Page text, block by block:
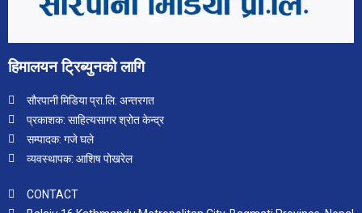
हिमालयन ट्रिब्युनको लागि
सौरपानी मिडिया प्रा.लि. अन्तरगत
प्रकाशक: साहित्यसागर श्रोत केन्द्र
सम्पादक: गजे घले
व्यवस्थापक: आशिष पोखरेल
CONTACT